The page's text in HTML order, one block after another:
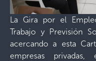
La Gira por el
Trabajo y Previsión
acercando a esta
empresas